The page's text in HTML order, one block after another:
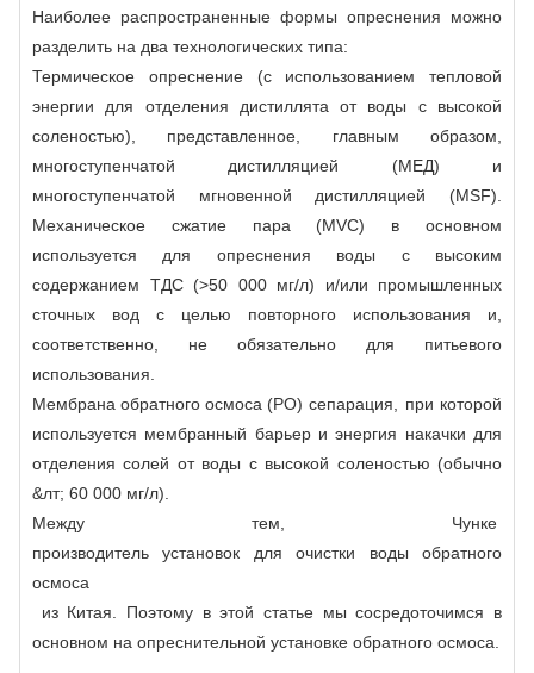
Наиболее распространенные формы опреснения можно
разделить на два технологических типа:
Термическое опреснение (с использованием тепловой
энергии для отделения дистиллята от воды с высокой
соленостью), представленное, главным образом,
многоступенчатой ​​дистилляцией (МЕД) и
многоступенчатой ​​мгновенной дистилляцией (MSF).
Механическое сжатие пара (MVC) в основном
используется для опреснения воды с высоким
содержанием ТДС (>50 000 мг/л) и/или промышленных
сточных вод с целью повторного использования и,
соответственно, не обязательно для питьевого
использования.
Мембрана обратного осмоса (РО) сепарация, при которой
используется мембранный барьер и энергия накачки для
отделения солей от воды с высокой соленостью (обычно
&лт; 60 000 мг/л).
Между тем, Чунке
производитель установок для очистки воды обратного
осмоса
из Китая. Поэтому в этой статье мы сосредоточимся в
основном на опреснительной установке обратного осмоса.